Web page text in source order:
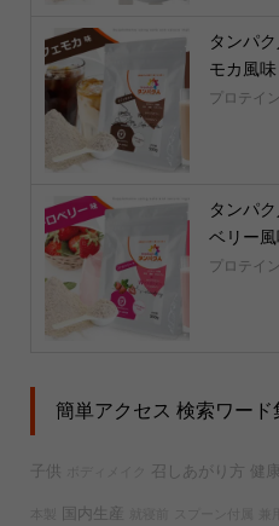
タンパ
モカ風
プロテイン
タンパ
ベリー
プロテイン
簡単アクセス 検索ワード
子供 召しあがり方 健康
国内生産